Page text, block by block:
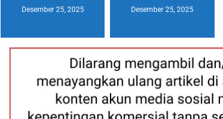
Desember 25, 2025
Desember 25, 2025